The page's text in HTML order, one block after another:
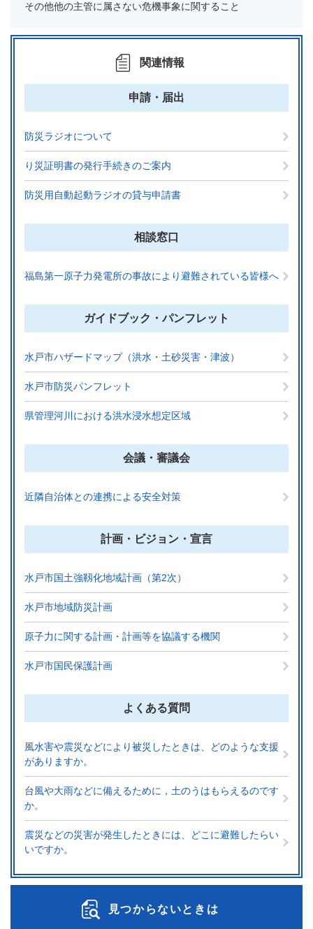
その他他の主管に属さない危機事象に関すること
関連情報
申請・届出
防災ラジオについて
り災証明書の発行手続きのご案内
防災用自動起動ラジオの貸与申請書
相談窓口
福島第一原子力発電所の事故により避難されている皆様へ
ガイドブック・パンフレット
水戸市ハザードマップ（洪水・土砂災害・津波）
水戸市防災パンフレット
県管理河川における洪水浸水想定区域
会議・審議会
近隣自治体との連携による安全対策
計画・ビジョン・宣言
水戸市国土強靱化地域計画（第2次）
水戸市地域防災計画
原子力に関する計画・計画等を協議する機関
水戸市国民保護計画
よくある質問
風水害や震災などにより被災したときは、どのような支援
がありますか。
台風や大雨などに備えるために，土のうはもらえるのです
か。
震災などの災害が発生したときには、どこに避難したらい
いですか。
見つからないときは